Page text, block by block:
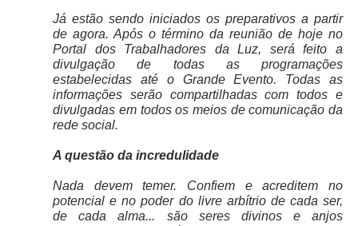
Já estão sendo iniciados os preparativos a partir
de agora. Após o término da reunião de hoje no
Portal dos Trabalhadores da Luz, será feito a
divulgação de todas as programações
estabelecidas até o Grande Evento. Todas as
informações serão compartilhadas com todos e
divulgadas em todos os meios de comunicação da
rede social.
A questão da incredulidade
Nada devem temer. Confiem e acreditem no
potencial e no poder do livre arbítrio de cada ser,
de cada alma... são seres divinos e anjos